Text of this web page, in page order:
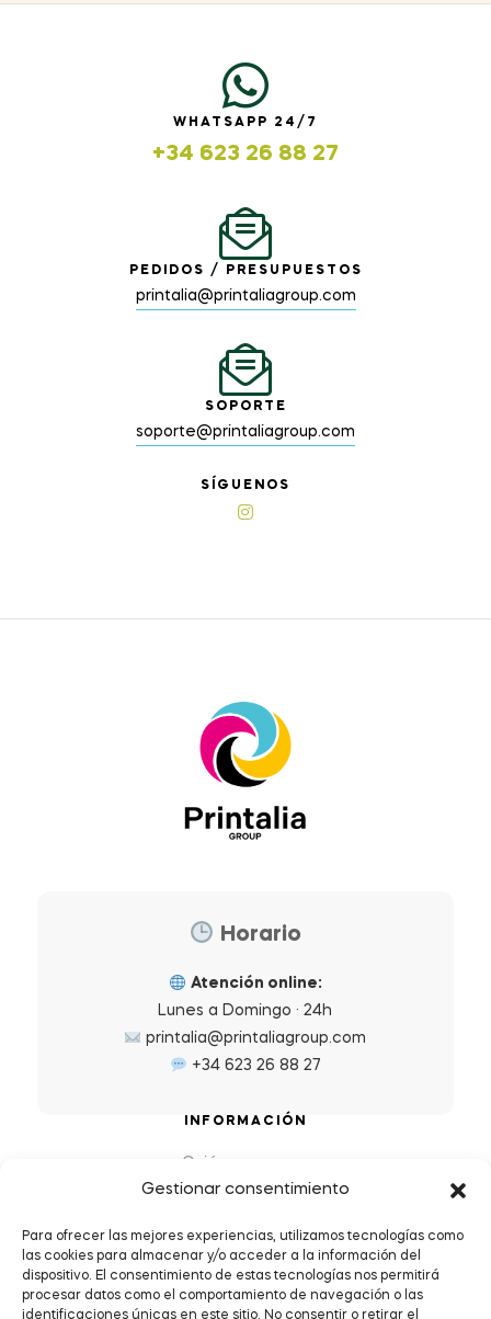
Gestionar consentimiento
Para ofrecer las mejores experiencias, utilizamos tecnologías como
las cookies para almacenar y/o acceder a la información del
dispositivo. El consentimiento de estas tecnologías nos permitirá
procesar datos como el comportamiento de navegación o las
identificaciones únicas en este sitio. No consentir o retirar el
WHATSAPP 24/7
+34 623 26 88 27
PEDIDOS / PRESUPUESTOS
printalia@printaliagroup.com
SOPORTE
soporte@printaliagroup.com
SÍGUENOS
Horario
Atención online:
Lunes a Domingo · 24h
printalia@printaliagroup.com
+34 623 26 88 27
INFORMACIÓN
Quiénes somos
Preguntas Frecuentes (FAQs)
Política de Devoluciones y Reembolsos
Envíos y plazos de entrega
Política de Privacidad y Cookies